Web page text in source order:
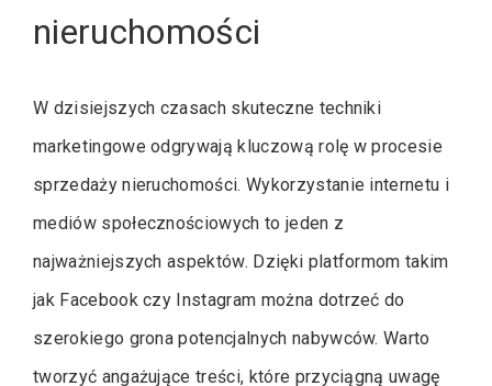
nieruchomości
W dzisiejszych czasach skuteczne techniki
marketingowe odgrywają kluczową rolę w procesie
sprzedaży nieruchomości. Wykorzystanie internetu i
mediów społecznościowych to jeden z
najważniejszych aspektów. Dzięki platformom takim
jak Facebook czy Instagram można dotrzeć do
szerokiego grona potencjalnych nabywców. Warto
tworzyć angażujące treści, które przyciągną uwagę